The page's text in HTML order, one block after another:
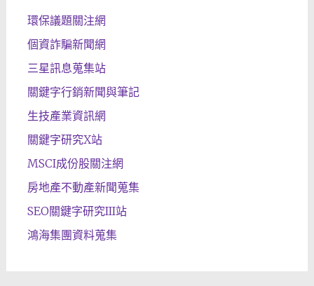
環保議題關注網
個資詐騙新聞網
三星訊息蒐集站
關鍵字行銷新聞與筆記
生技產業資訊網
關鍵字研究X站
MSCI成份股關注網
房地產不動產新聞蒐集
SEO關鍵字研究III站
鴻海集團資料蒐集